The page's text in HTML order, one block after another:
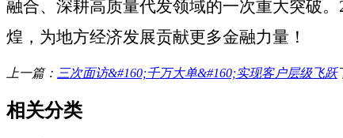
融合、深耕高质量代发领域的一次重大突破。
煌，为地方经济发展贡献更多金融力量！
上一篇： 三次面访&#160;千万大单&#160;实现客户层级飞跃
相关分类